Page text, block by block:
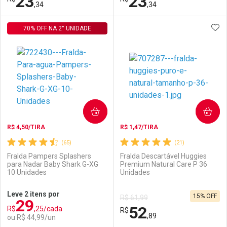
Por R$ 114,99/cada
Por R$ 114,99/cada
,34
Laboratório
Comprar sem Desconto
Por R$ 23,34/cada
Por Menos
Comprar sem Desconto
Por R$ 23,34/cada
,34
Laboratório
Comprar sem Desconto
Por R$ 23,34/cada
Por Menos
Comprar sem Desconto
Por R$ 23,34/cada
(65)
R$ 4,50/TIRA
Fralda Pampers Splashers
para Nadar Baby Shark G-XG
10 Unidades
70% OFF NA 2° UNIDADE
Leve 2 itens por
R$29,25/cada
ou R$ 44,99/un
COMPRAR
(21)
R$ 1,47/TIRA
Fralda Descartável Huggies
Premium Natural Care P 36
Unidades
R$ 61,99
R$52,89
15% OFF
COMPRAR